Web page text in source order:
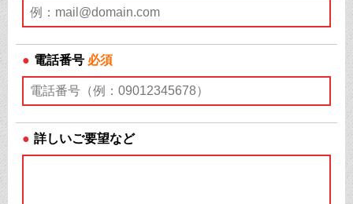
● 電話番号 必須
● 詳しいご要望など